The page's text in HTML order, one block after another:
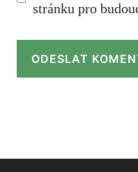
stránku pro